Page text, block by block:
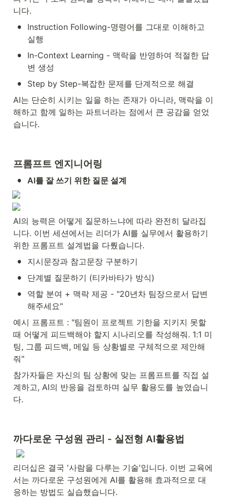
니다.
•
Instruction Following-명령어를 그대로 이해하고
실행
•
In-Context Learning - 맥락을 반영하여 적절한 답
변 생성
•
Step by Step-복잡한 문제를 단계적으로 해결
AI는 단순히 시키는 일을 하는 존재가 아니라, 맥락을 이
해하고 함께 일하는 파트너라는 점에서 큰 공감을 얻었
습니다.
프롬프트 엔지니어링
• AI를 잘 쓰기 위한 질문 설계
AI의 능력은 어떻게 질문하느냐에 따라 완전히 달라집
니다. 이번 세션에서는 리더가 AI를 실무에서 활용하기
위한 프롬프트 설계법을 다뤘습니다.
• 지시문장과 참고문장 구분하기
• 단계별 질문하기 (티카바타가 방식)
•
역할 분여 + 맥락 제공 - "20년차 팀장으로서 답변
해주세요"
예시 프롬프트 : "팀원이 프로젝트 기한을 지키지 못할
때 어떻게 피드백해야 할지 시나리오를 작성해줘. 1:1 미
팅, 그룹 피드백, 메일 등 상황별로 구체적으로 제안해
줘"
참가자들은 자신의 팀 상황에 맞는 프롬프트를 직접 설
계하고, AI의 반응을 검토하며 실무 활용도를 높였습니
다.
까다로운 구성원 관리 - 실전형 AI활용법
리더십은 결국 '사람을 다루는 기술'입니다. 이번 교육에
서는 까다로운 구성원에게 AI를 활용해 효과적으로 대
응하는 방법도 실습했습니다.